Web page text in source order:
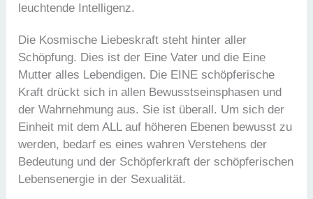
leuchtende Intelligenz.
Die Kosmische Liebeskraft steht hinter aller
Schöpfung. Dies ist der Eine Vater und die Eine
Mutter alles Lebendigen. Die EINE schöpferische
Kraft drückt sich in allen Bewusstseinsphasen und
der Wahrnehmung aus. Sie ist überall. Um sich der
Einheit mit dem ALL auf höheren Ebenen bewusst zu
werden, bedarf es eines wahren Verstehens der
Bedeutung und der Schöpferkraft der schöpferischen
Lebensenergie in der Sexualität.